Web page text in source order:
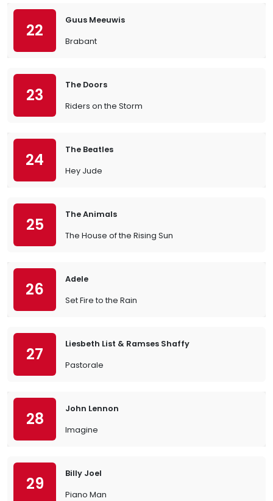
22
Guus Meeuwis
Brabant
23
The Doors
Riders on the Storm
24
The Beatles
Hey Jude
25
The Animals
The House of the Rising Sun
26
Adele
Set Fire to the Rain
27
Liesbeth List & Ramses Shaffy
Pastorale
28
John Lennon
Imagine
29
Billy Joel
Piano Man